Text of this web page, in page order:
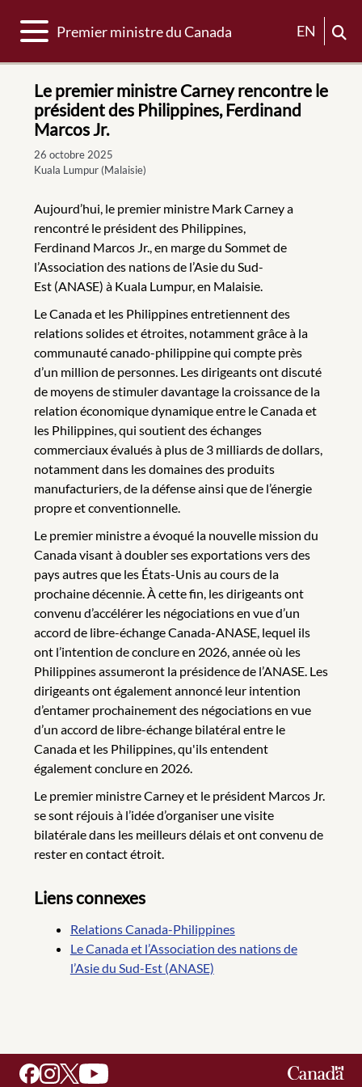
Basculer la navigation
Premier ministre du Canada EN
Le premier ministre Carney rencontre le
président des Philippines, Ferdinand
Marcos Jr.
26 octobre 2025
Kuala Lumpur (Malaisie)
Aujourd’hui, le premier ministre Mark Carney a
rencontré le président des Philippines,
Ferdinand Marcos Jr., en marge du Sommet de
l’Association des nations de l’Asie du Sud-
Est (ANASE) à Kuala Lumpur, en Malaisie.
Le Canada et les Philippines entretiennent des
relations solides et étroites, notamment grâce à la
communauté canado-philippine qui compte près
d’un million de personnes. Les dirigeants ont discuté
de moyens de stimuler davantage la croissance de la
relation économique dynamique entre le Canada et
les Philippines, qui soutient des échanges
commerciaux évalués à plus de 3 milliards de dollars,
notamment dans les domaines des produits
manufacturiers, de la défense ainsi que de l’énergie
propre et conventionnelle.
Le premier ministre a évoqué la nouvelle mission du
Canada visant à doubler ses exportations vers des
pays autres que les États-Unis au cours de la
prochaine décennie. À cette fin, les dirigeants ont
convenu d’accélérer les négociations en vue d’un
accord de libre-échange Canada-ANASE, lequel ils
ont l’intention de conclure en 2026, année où les
Philippines assumeront la présidence de l’ANASE. Les
dirigeants ont également annoncé leur intention
d’entamer prochainement des négociations en vue
d’un accord de libre-échange bilatéral entre le
Canada et les Philippines, qu'ils entendent
également conclure en 2026.
Le premier ministre Carney et le président Marcos Jr.
se sont réjouis à l’idée d’organiser une visite
bilatérale dans les meilleurs délais et ont convenu de
rester en contact étroit.
Liens connexes
Relations Canada-Philippines
Le Canada et l’Association des nations de
l’Asie du Sud-Est (ANASE)